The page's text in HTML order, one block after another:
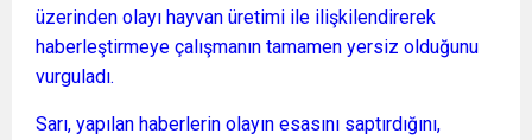
üzerinden olayı hayvan üretimi ile ilişkilendirerek
haberleştirmeye çalışmanın tamamen yersiz olduğunu
vurguladı.
Sarı, yapılan haberlerin olayın esasını saptırdığını,